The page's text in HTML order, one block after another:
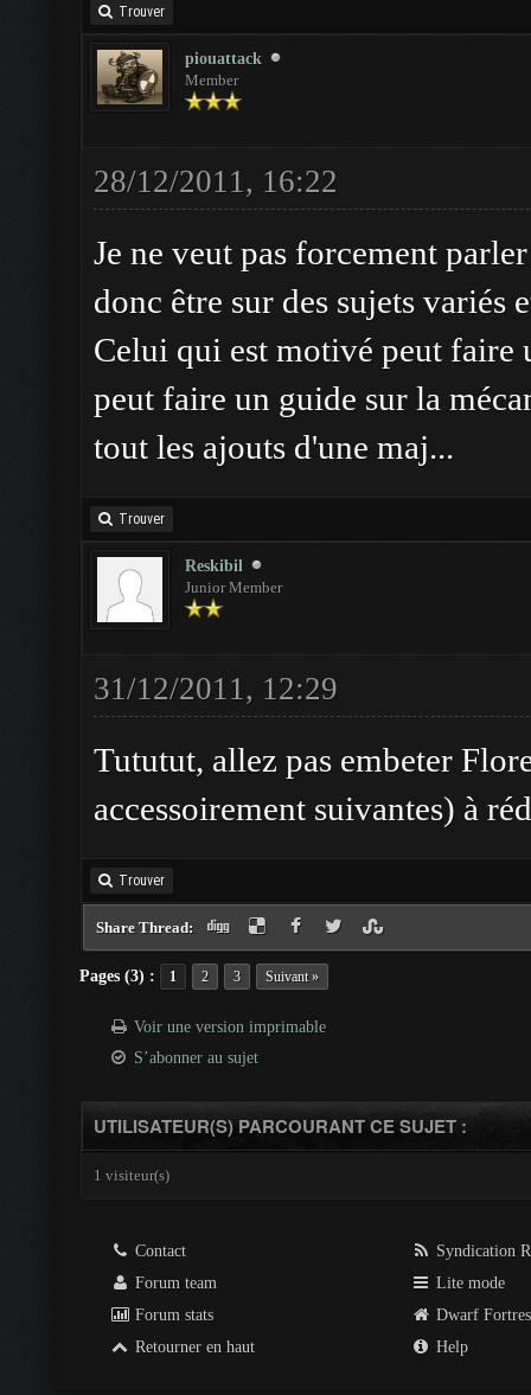
Trouver
piouattack
Member
28/12/2011, 16:22
Je ne veut pas forcement
donc être sur des sujets variés
Celui qui est motivé peut faire
peut faire un guide sur la
tout les ajouts d'une maj...
Trouver
Reskibil
Junior Member
31/12/2011, 12:29
Tututut, allez pas embeter
accessoirement suivantes) à
Trouver
Share Thread:
Pages (3) : 1 2 3 Suivant »
Voir une version imprimable
S’abonner au sujet
UTILISATEUR(S) PARCOURANT CE SUJET :
1 visiteur(s)
Contact
Forum team
Forum stats
Retourner en haut
Syndication
Lite mode
Dwarf
Help